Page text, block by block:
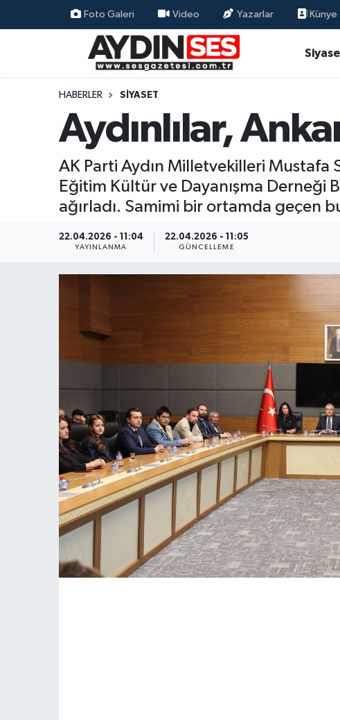
Foto Galeri Video Yazarlar Künye
HABERLER SIYASET
Aydınlılar,
AK Parti Aydın Milletvekilleri Mustafa
Eğitim Kültür ve Dayanışma Derneği
ağırladı. Samimi bir ortamda geçen
22.04.2026 - 11:04
YAYINLANMA
22.04.2026 - 11:05
GÜNCELLEME
Siyaset
Ekonomi
Yaşam
Aydın Nöbetçi Eczaneler
Aydın Hava Durumu
Aydin Namaz Vakitleri
Aydın Trafik Yoğunluk Haritası
Süper Lig Puan Durumu ve Fikstür